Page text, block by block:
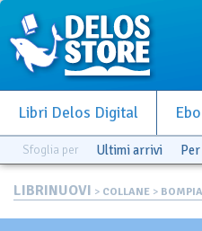
Libri Delos Digital
Sfoglia per Ultimi arrivi
LIBRINUOVI > COLLANE >